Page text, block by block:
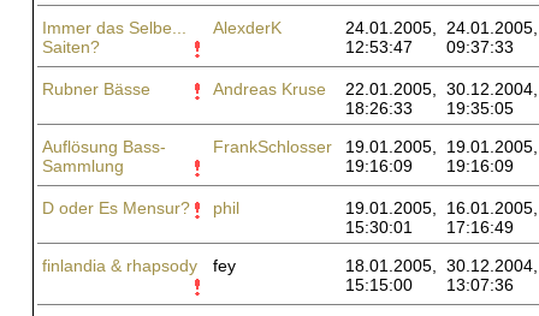
Immer das Selbe...
Saiten?
AlexderK
24.01.2005,
12:53:47
24.01.2005,
09:37:33
Rubner Bässe Andreas Kruse
22.01.2005,
18:26:33
30.12.2004,
19:35:05
Auflösung Bass-
Sammlung
FrankSchlosser
19.01.2005,
19:16:09
19.01.2005,
19:16:09
D oder Es Mensur? phil
19.01.2005,
15:30:01
16.01.2005,
17:16:49
finlandia & rhapsody
fey
18.01.2005,
15:15:00
30.12.2004,
13:07:36